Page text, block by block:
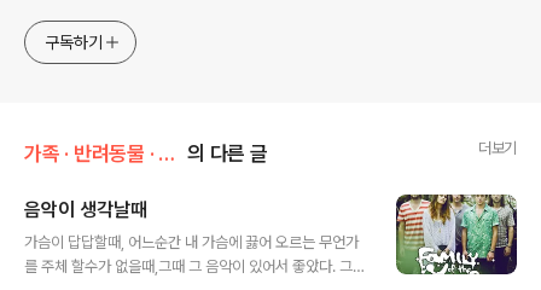
구독하기
가족 · 반려동물 · 취향/취미 & 관심사 의 다른 글 더보기
음악이 생각날때
가슴이 답답할때, 어느순간 내 가슴에 끓어 오르는 무언가
를 주체 할수가 없을때,그때 그 음악이 있어서 좋았다. 그래